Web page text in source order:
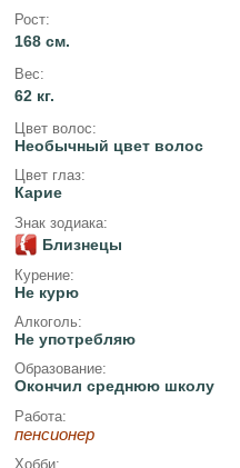
Рост:
168 см.
Вес:
62 кг.
Цвет волос:
Необычный цвет волос
Цвет глаз:
Карие
Знак зодиака:
Близнецы
Курение:
Не курю
Алкоголь:
Не употребляю
Образование:
Окончил среднюю школу
Работа:
пенсионер
Хобби: